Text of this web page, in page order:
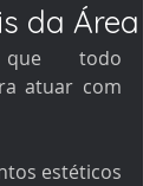
da Área
que todo
atuar com
estéticos